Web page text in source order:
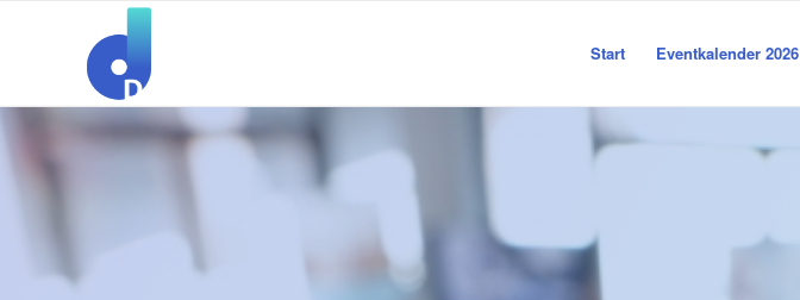
Start Eventkalender 2026